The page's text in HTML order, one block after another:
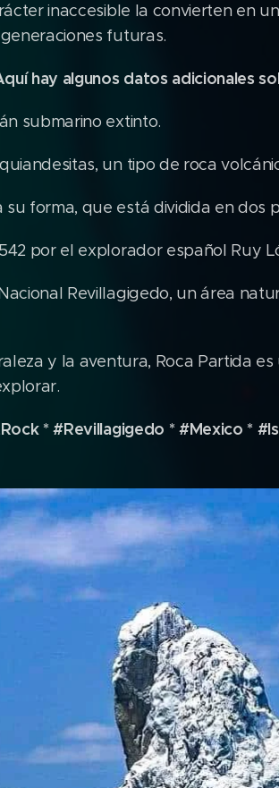
inaccesible la convierten en
futuras.
hay algunos datos adicionales
submarino extinto.
un tipo de roca
forma, que está dividida en dos
por el explorador español Ruy
Revillagigedo, un área
y la aventura, Roca Partida
* #Revillagigedo * #Mexico *